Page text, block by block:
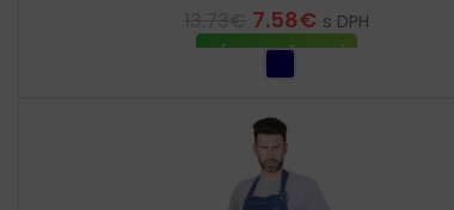
7.58€ s DPH
VÝBER MOŽNOSTÍ